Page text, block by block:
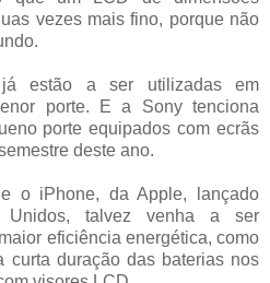
vezes mais fino, porque não
já estão a ser utilizadas em
porte. E a Sony tenciona
porte equipados com ecrãs
deste ano.
o iPhone, da Apple, lançado
Unidos, talvez venha a ser
eficiência energética, como
curta duração das baterias nos